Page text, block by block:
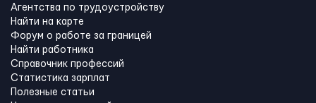
Агентства по трудоустройству
Найти на карте
Форум о работе за границей
Найти работника
Справочник профессий
Статистика зарплат
Полезные статьи